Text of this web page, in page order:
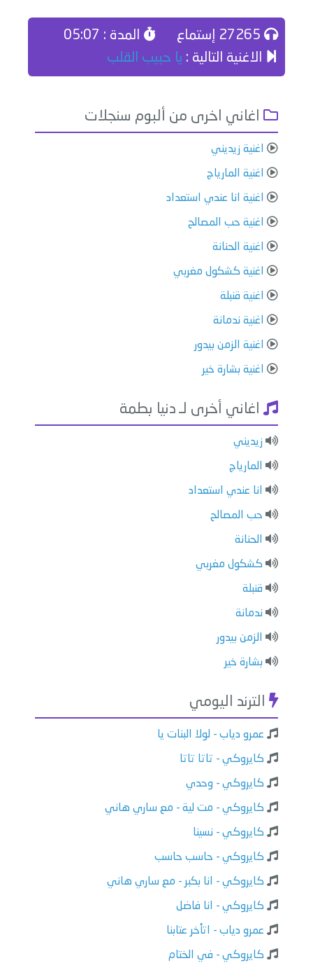
المدة : 05:07
الاغنية التالية : يا حبيب القلب
اغاني اخرى من ألبوم سنجلات
اغنية زيديني
اغنية المارياج
اغنية انا عندي استعداد
اغنية حب المصالح
اغنية الحنانة
اغنية كشكول مغربي
اغنية قنبلة
اغنية ندمانة
اغنية الزمن بيدور
اغنية بشارة خير
اغاني أخرى لـ دنيا بطمة
زيديني
المارياج
انا عندي استعداد
حب المصالح
الحنانة
كشكول مغربي
قنبلة
ندمانة
الزمن بيدور
بشارة خير
الترند اليومي
عمرو دياب - لولا البنات يا
كايروكي - تاتا تاتا
كايروكي - وحدي
كايروكي - مت لية - مع ساري هاني
كايروكي - نسينا
كايروكي - حاسب حاسب
كايروكي - انا بكبر - مع ساري هاني
كايروكي - انا فاضل
عمرو دياب - اتأخر عتابنا
كايروكي - في الختام